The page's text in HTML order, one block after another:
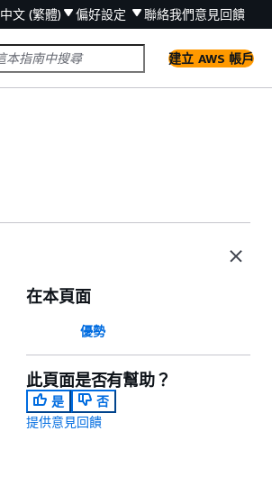
中文 (繁體) 偏好設定 聯絡我們意見回饋
建立 AWS 帳戶
在本頁面
優勢
此頁面是否有幫助？
是
否
提供意見回饋